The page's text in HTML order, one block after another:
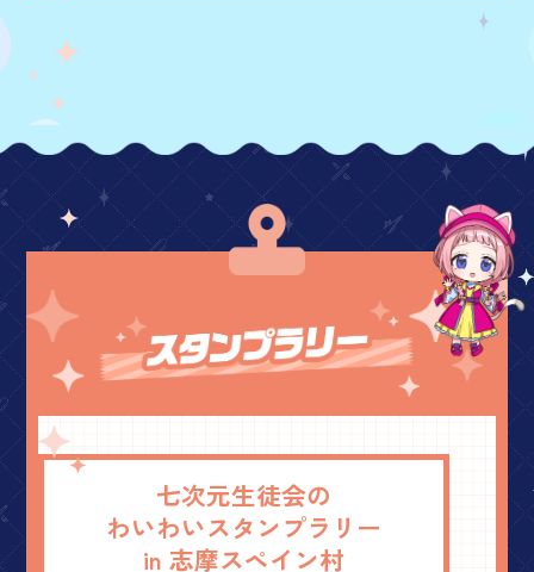
七次元生徒会の
わいわいスタンプラリー
in 志摩スペイン村